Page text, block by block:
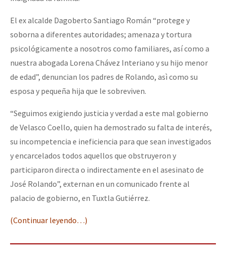
El ex alcalde Dagoberto Santiago Román “protege y
soborna a diferentes autoridades; amenaza y tortura
psicológicamente a nosotros como familiares, así como a
nuestra abogada Lorena Chávez Interiano y su hijo menor
de edad”, denuncian los padres de Rolando, asì como su
esposa y pequeña hija que le sobreviven.
“Seguimos exigiendo justicia y verdad a este mal gobierno
de Velasco Coello, quien ha demostrado su falta de interés,
su incompetencia e ineficiencia para que sean investigados
y encarcelados todos aquellos que obstruyeron y
participaron directa o indirectamente en el asesinato de
José Rolando”, externan en un comunicado frente al
palacio de gobierno, en Tuxtla Gutiérrez.
(Continuar leyendo…)